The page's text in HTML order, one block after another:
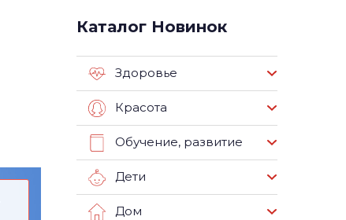
Каталог Новинок
Здоровье
Красота
Обучение, развитие
Дети
Дом